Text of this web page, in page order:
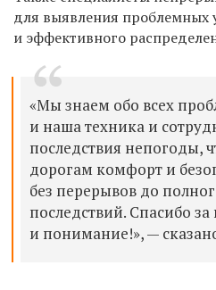
для выявления проблемных
и эффективного
«Мы знаем обо всех
и наша техника и
последствия непогоды,
дорогам комфорт и
без перерывов до
последствий. Спасибо
и понимание!», —